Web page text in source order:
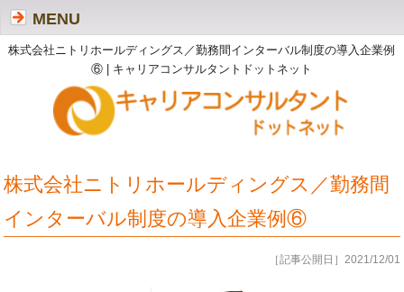
株式会社ニトリホールディングス／勤務間インターバル制度の導入企業例
⑥ | キャリアコンサルタントドットネット
MENU
株式会社ニトリホールディングス／勤務間
インターバル制度の導入企業例⑥
［記事公開日］2021/12/01